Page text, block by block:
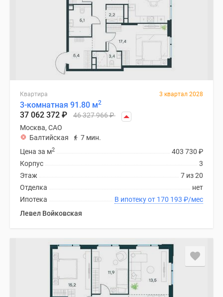
Квартира 3 квартал 2028
3-комнатная 91.80 м2
37 062 372 ₽ 46 327 966₽
Москва, САО
Балтийская
7 мин.
403 730 ₽
Цена за м2
3
Корпус
7 из 20
Этаж
нет
Отделка
В ипотеку от 170 193 ₽/мес
Ипотека
Левел Войковская